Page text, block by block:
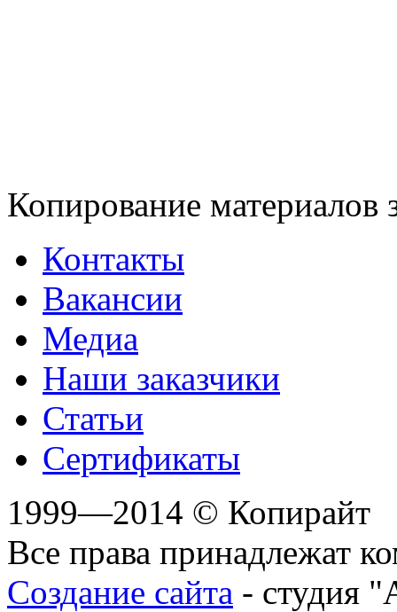
Копирование материалов
Контакты
Вакансии
Медиа
Наши заказчики
Статьи
Сертификаты
1999—2014 © Копирайт
Все права принадлежат
Создание сайта - студия